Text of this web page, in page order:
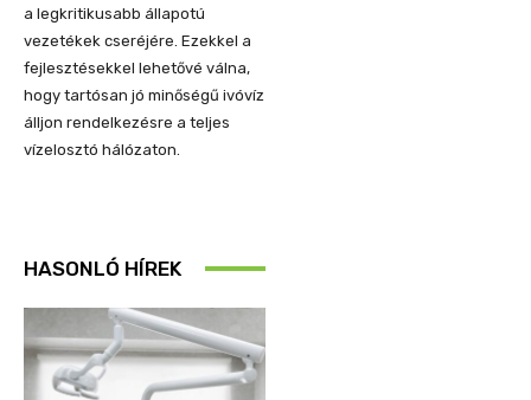
a legkritikusabb állapotú
vezetékek cseréjére. Ezekkel a
fejlesztésekkel lehetővé válna,
hogy tartósan jó minőségű ivóvíz
álljon rendelkezésre a teljes
vízelosztó hálózaton.
HASONLÓ HÍREK